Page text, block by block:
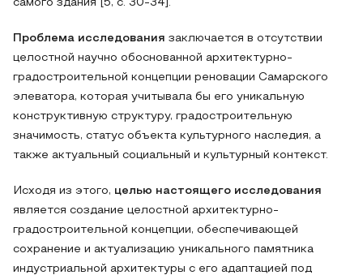
самого здания [5, с. 30-34].
Проблема исследования заключается в отсутствии
целостной научно обоснованной архитектурно-
градостроительной концепции реновации Самарского
элеватора, которая учитывала бы его уникальную
конструктивную структуру, градостроительную
значимость, статус объекта культурного наследия, а
также актуальный социальный и культурный контекст.
Исходя из этого, целью настоящего исследования
является создание целостной архитектурно-
градостроительной концепции, обеспечивающей
сохранение и актуализацию уникального памятника
индустриальной архитектуры с его адаптацией под